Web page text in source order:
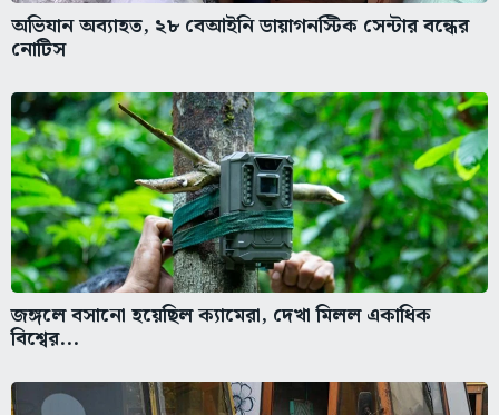
অভিযান অব্যাহত, ২৮ বেআইনি ডায়াগনস্টিক সেন্টার বন্ধের
নোটিস
জঙ্গলে বসানো হয়েছিল ক্যামেরা, দেখা মিলল একাধিক
বিশ্বের...